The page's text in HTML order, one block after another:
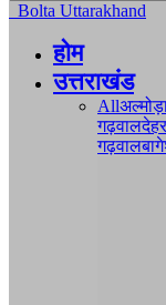
Bolta Uttarakhand
होम
उत्तराखंड
All
गढ़वाल
गढ़वाल